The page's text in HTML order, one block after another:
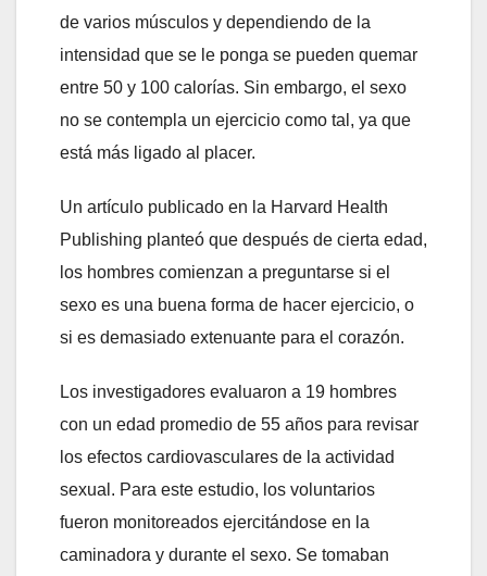
de varios músculos y dependiendo de la
intensidad que se le ponga se pueden quemar
entre 50 y 100 calorías. Sin embargo, el sexo
no se contempla un ejercicio como tal, ya que
está más ligado al placer.
Un artículo publicado en la Harvard Health
Publishing planteó que después de cierta edad,
los hombres comienzan a preguntarse si el
sexo es una buena forma de hacer ejercicio, o
si es demasiado extenuante para el corazón.
Los investigadores evaluaron a 19 hombres
con un edad promedio de 55 años para revisar
los efectos cardiovasculares de la actividad
sexual. Para este estudio, los voluntarios
fueron monitoreados ejercitándose en la
caminadora y durante el sexo. Se tomaban